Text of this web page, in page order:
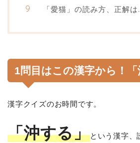
「愛猫」の読み方、正解
1問目はこの漢字から！「
漢字クイズのお時間です。
「沖する」という漢字、